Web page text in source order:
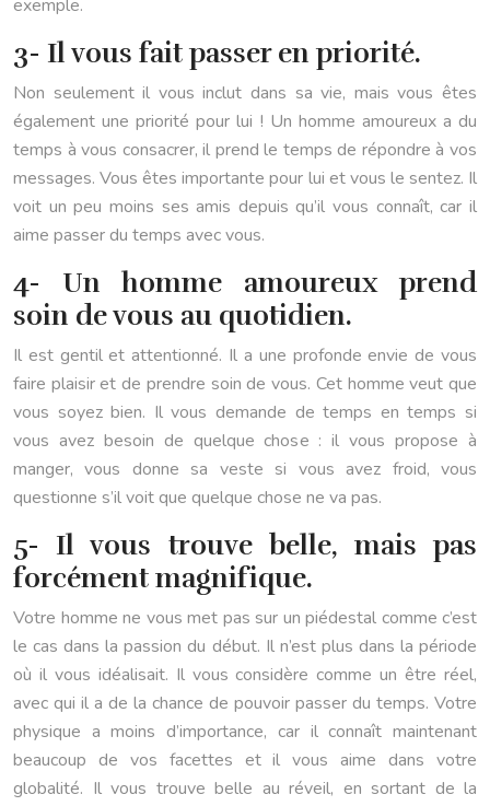
exemple.
3- Il vous fait passer en priorité.
Non seulement il vous inclut dans sa vie, mais vous êtes
également une priorité pour lui ! Un homme amoureux a du
temps à vous consacrer, il prend le temps de répondre à vos
messages. Vous êtes importante pour lui et vous le sentez. Il
voit un peu moins ses amis depuis qu’il vous connaît, car il
aime passer du temps avec vous.
4- Un homme amoureux prend
soin de vous au quotidien.
Il est gentil et attentionné. Il a une profonde envie de vous
faire plaisir et de prendre soin de vous. Cet homme veut que
vous soyez bien. Il vous demande de temps en temps si
vous avez besoin de quelque chose : il vous propose à
manger, vous donne sa veste si vous avez froid, vous
questionne s’il voit que quelque chose ne va pas.
5- Il vous trouve belle, mais pas
forcément magnifique.
Votre homme ne vous met pas sur un piédestal comme c’est
le cas dans la passion du début. Il n’est plus dans la période
où il vous idéalisait. Il vous considère comme un être réel,
avec qui il a de la chance de pouvoir passer du temps. Votre
physique a moins d’importance, car il connaît maintenant
beaucoup de vos facettes et il vous aime dans votre
globalité. Il vous trouve belle au réveil, en sortant de la